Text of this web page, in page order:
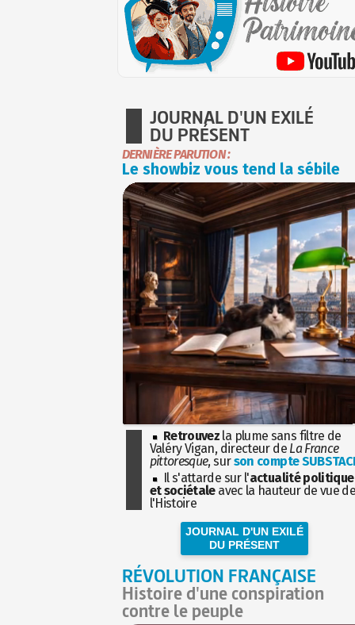
JOURNAL D'UN EXILÉ
DU PRÉSENT
DERNIÈRE PARUTION :
Le showbiz vous tend la sébile
Retrouvez la plume sans filtre de
Valéry Vigan, directeur de La France
pittoresque, surson compte
Il s'attarde sur l'actualité politique
et sociétaleavec la hauteur de vue
l'Histoire
JOURNAL D'UN EXILÉ
DU PRÉSENT
RÉVOLUTION FRANÇAISE
Histoire d'une conspiration
contre le peuple